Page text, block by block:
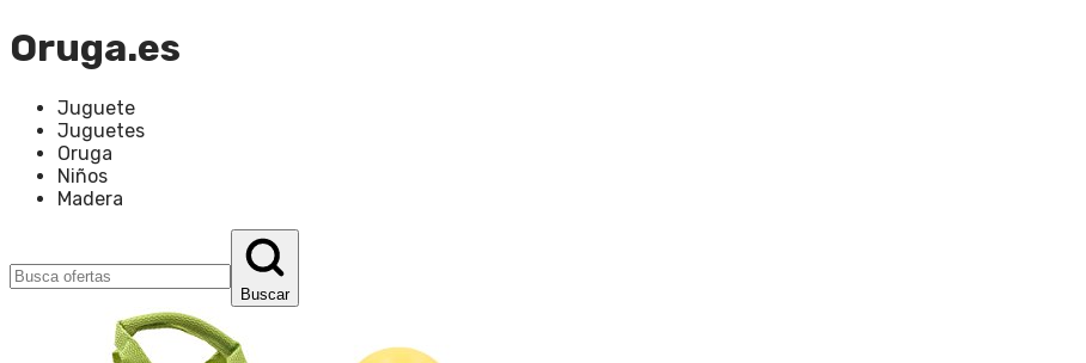
Oruga.es
Juguete
Juguetes
Oruga
Niños
Madera
Buscar